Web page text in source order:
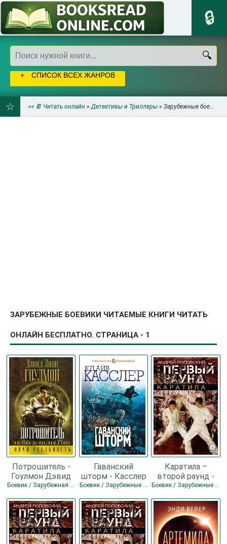
СПИСОК ВСЕХ ЖАНРОВ
👀 📔 Читать онлайн »Детективы и Триллеры » Зарубежные боевики
ЗАРУБЕЖНЫЕ БОЕВИКИ ЧИТАЕМЫЕ КНИГИ ЧИТАТЬ
ОНЛАЙН БЕСПЛАТНО. СТРАНИЦА - 1
Потрошитель -
Гоулмон Дэвид
Линн
Боевик / Зарубежная фантастика / Зарубежные боевики
Гаванский
шторм - Касслер
Клайв
Боевик / Зарубежные боевики / Зарубежные приключения
Каратила –
второй раунд -
Поповский
Владимирович
Боевик / Зарубежные боевики